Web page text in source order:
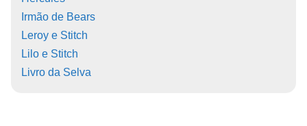
Irmão de Bears
Leroy e Stitch
Lilo e Stitch
Livro da Selva